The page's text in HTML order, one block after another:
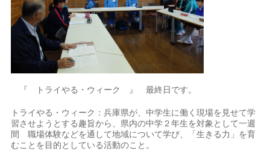
『 トライやる・ウィーク 』 最終日です。
トライやる・ウィーク：兵庫県が、中学生に働く現場を見せて学
習させようとする趣旨から、県内の中学２年生を対象として一週
間 職場体験などを通して地域について学び、「生きる力」を育
むことを目的としている活動のこと。